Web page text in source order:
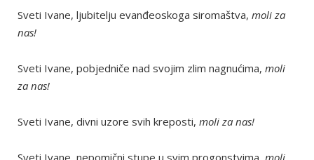
Sveti Ivane, ljubitelju evanđeoskoga siromaštva, moli za
nas!
Sveti Ivane, pobjedniče nad svojim zlim nagnućima, moli
za nas!
Sveti Ivane, divni uzore svih kreposti, moli za nas!